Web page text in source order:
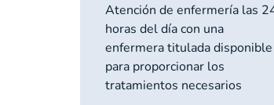
Atención de enfermería las
horas del día con una
enfermera titulada disponible
para proporcionar los
tratamientos necesarios